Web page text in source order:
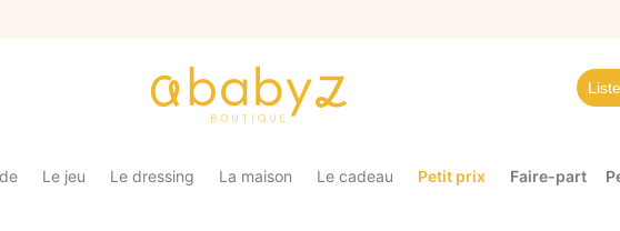
Le jeu Le dressing La maison Le cadeau Petit prix Faire-part